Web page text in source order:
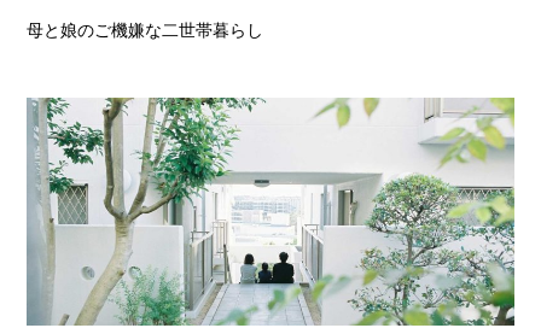
母と娘のご機嫌な二世帯暮らし